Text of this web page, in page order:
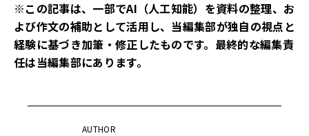
※この記事は、一部でAI（人工知能）を資料の整理、お
よび作文の補助として活用し、当編集部が独自の視点と
経験に基づき加筆・修正したものです。最終的な編集責
任は当編集部にあります。
AUTHOR